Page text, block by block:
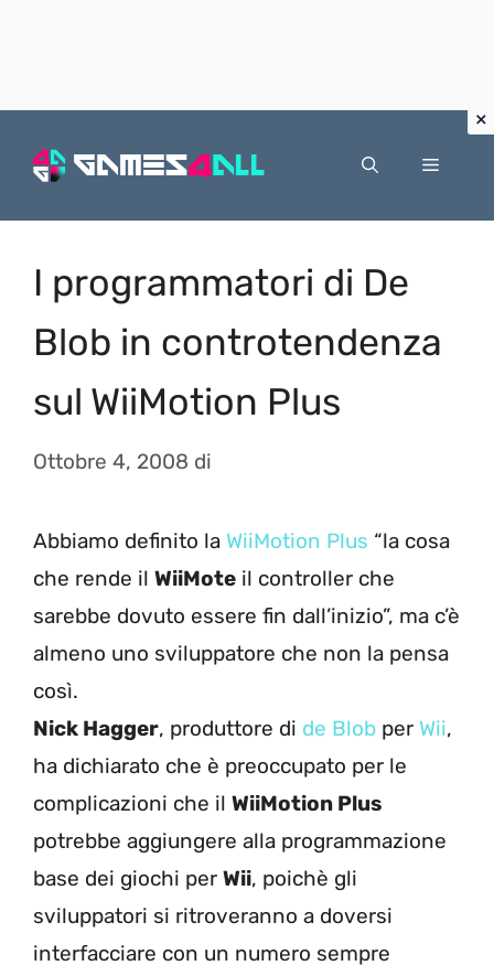
Menu
I programmatori di De
Blob in controtendenza
sul WiiMotion Plus
Ottobre 4, 2008 di
Abbiamo definito la WiiMotion Plus “la cosa
che rende il WiiMote il controller che
sarebbe dovuto essere fin dall’inizio”, ma c’è
almeno uno sviluppatore che non la pensa
così.
Nick Hagger, produttore di de Blob per Wii,
ha dichiarato che è preoccupato per le
complicazioni che il WiiMotion Plus
potrebbe aggiungere alla programmazione
base dei giochi per Wii, poichè gli
sviluppatori si ritroveranno a doversi
interfacciare con un numero sempre